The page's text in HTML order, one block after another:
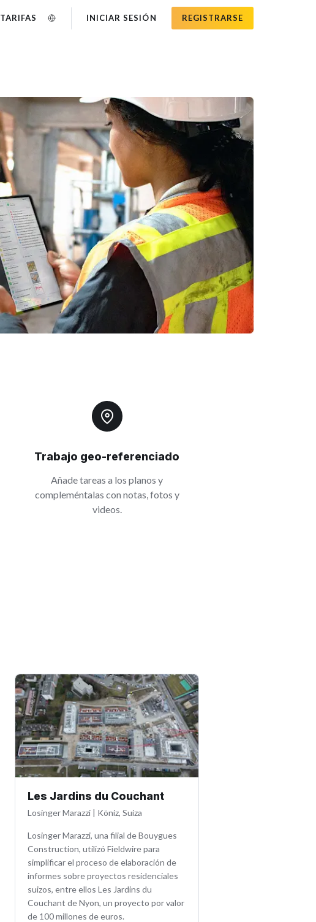
TARIFAS INICIAR SESIÓN REGISTRARSE
Trabajo geo-referenciado
Añade tareas a los planos y
compleméntalas con notas, fotos y
videos.
Les Jardins du Couchant
Losinger Marazzi | Köniz, Suiza
Losinger Marazzi, una filial de Bouygues
Construction, utilizó Fieldwire para
simplificar el proceso de elaboración de
informes sobre proyectos residenciales
suizos, entre ellos Les Jardins du
Couchant de Nyon, un proyecto por valor
de 100 millones de euros.